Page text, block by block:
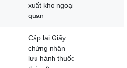
xuất kho ngoại
quan
Cấp lại Giấy
chứng nhận
lưu hành thuốc